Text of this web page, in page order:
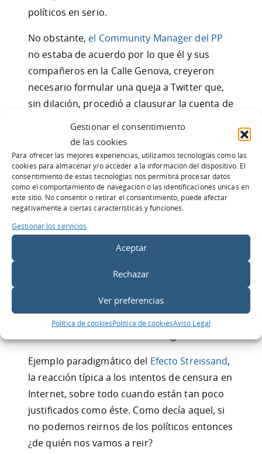
Gestionar el consentimiento
de las cookies
Para ofrecer las mejores experiencias, utilizamos tecnologías como las
cookies para almacenar y/o acceder a la información del dispositivo. El
consentimiento de estas tecnologías nos permitirá procesar datos
como el comportamiento de navegación o las identificaciones únicas en
este sitio. No consentir o retirar el consentimiento, puede afectar
negativamente a ciertas características y funciones.
Gestionar los servicios
Aceptar
Rechazar
Ver preferencias
Política de cookiesPolítica de cookiesAviso Legal
políticos en serio.
No obstante, el Community Manager del PP
no estaba de acuerdo por lo que él y sus
compañeros en la Calle Genova, creyeron
necesario formular una queja a Twitter que,
sin dilación, procedió a clausurar la cuenta de
@Naniano. Craso error.
Primero, porque suscitaron una oleada de
críticas por atentar contra uno de los
derechos fundamentales y por privarnos del
disfrute de reirnos de nuestros políticos, algo
especialmente importante en periodo de
campaña electoral.
Segundo, porque como dice el refrán
castellano «no se le pueden poner puertas al
cuenta @NanianoRajoy2, @NanianoRajoy_,
@NanianoRajoyReturns, @NanianoRajoy4 y
Ejemplo paradigmático del Efecto Streissand,
la reacción típica a los intentos de censura en
Internet, sobre todo cuando están tan poco
justificados como éste. Como decía aquel, si
no podemos reirnos de los políticos entonces
¿de quién nos vamos a reir?